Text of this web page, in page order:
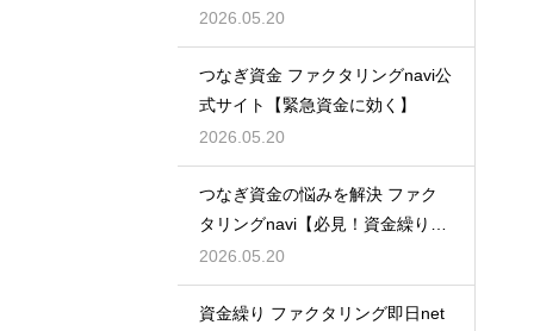
最適】
2026.05.20
つなぎ資金 ファクタリングnavi公
式サイト【緊急資金に効く】
2026.05.20
つなぎ資金の悩みを解決 ファク
タリングnavi【必見！資金繰り対
策】
2026.05.20
資金繰り ファクタリング即日net